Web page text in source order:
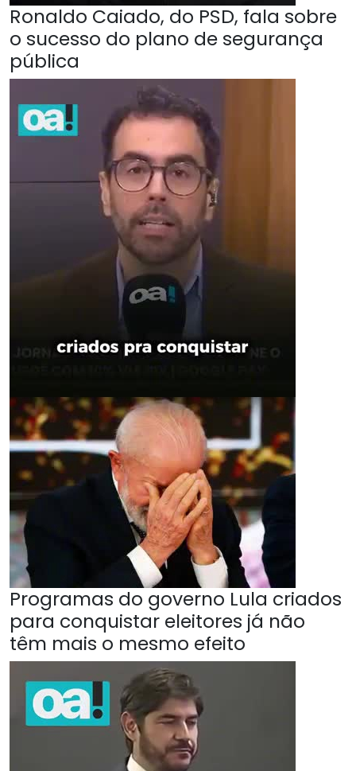
Ronaldo Caiado, do PSD, fala sobre
o sucesso do plano de segurança
pública
Programas do governo Lula criados
para conquistar eleitores já não
têm mais o mesmo efeito